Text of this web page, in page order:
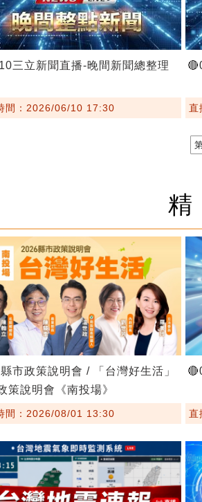
三立新聞直播-晚間新聞總整理
間：2026/06/10 17:30 直
市政策說明會 / 「台灣好生活」
策說明會《南投場》
間：2026/08/01 13:30 直